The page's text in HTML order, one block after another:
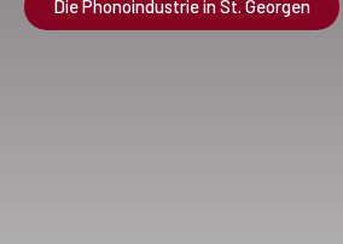
Die Phonoindustrie in St. Georgen